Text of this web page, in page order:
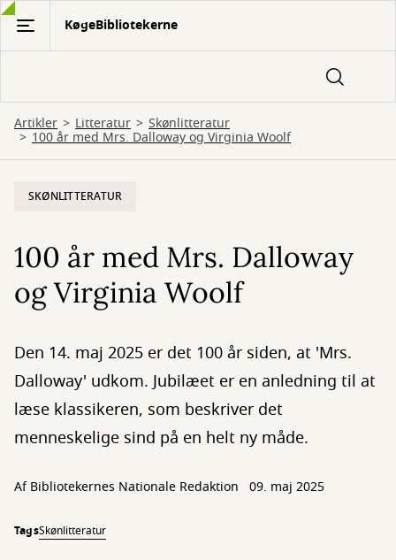
Gå
hovedindhold
KøgeBibliotekerne
Artikler Litteratur Skønlitteratur
100 år med Mrs. Dalloway og Virginia Woolf
SKØNLITTERATUR
100 år med Mrs. Dalloway
og Virginia Woolf
Den 14. maj 2025 er det 100 år siden, at 'Mrs.
Dalloway' udkom. Jubilæet er en anledning til at
læse klassikeren, som beskriver det
menneskelige sind på en helt ny måde.
Af Bibliotekernes Nationale Redaktion 09. maj 2025
TagsSkønlitteratur